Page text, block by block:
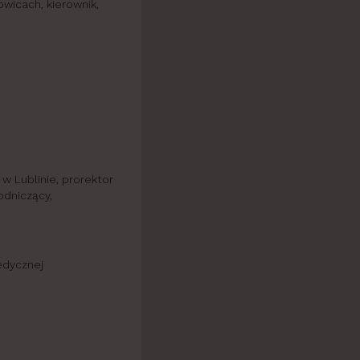
kierownik,
w Lublinie, prorektor